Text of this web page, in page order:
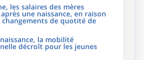
les salaires des mères
une naissance, en raison
de quotité de
la mobilité
décroît pour les jeunes